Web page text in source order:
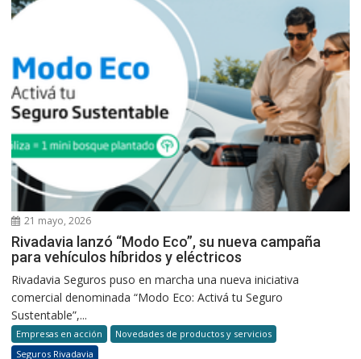
21 mayo, 2026
Rivadavia lanzó “Modo Eco”, su nueva campaña
para vehículos híbridos y eléctricos
Rivadavia Seguros puso en marcha una nueva iniciativa
comercial denominada “Modo Eco: Activá tu Seguro
Sustentable”,...
Empresas en acción
Novedades de productos y servicios
Seguros Rivadavia